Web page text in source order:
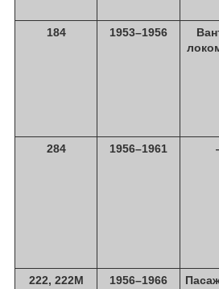
184
1953–1956
284
1956–1961
222, 222М
1956–1966